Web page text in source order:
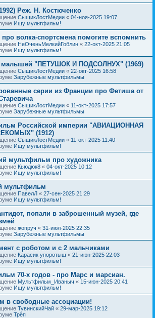
Реж. Н. Костюченко
СыщикЛостМедии « 04-ноя-2025 19:07
Ищу мультфильм!
волка-спортсмена помогите вспомнить
НеОченьМелкийГоблин « 22-окт-2025 21:05
Ищу мультфильм!
малышей "ПЕТУШОК И ПОДСОЛНУХ" (1969)
СыщикЛостМедии « 22-окт-2025 16:58
Зарубежные мультфильмы
серии из Франции про Фетиша от
СыщикЛостМедии « 11-окт-2025 17:57
Зарубежные мультфильмы
Российской империи "АВИАЦИОННАЯ
(1912)
СыщикЛостМедии « 11-окт-2025 11:40
Ищу мультфильм!
мультфильм про художника
Кьюдюк8 « 04-окт-2025 10:12
Ищу мультфильм!
мультфильм
ПавелЛ « 27-сен-2025 21:29
Ищу мультфильм!
попали в заброшенный музей, где
жопруч « 31-июл-2025 22:35
Зарубежные мультфильмы
с роботом и с 2 мальчиками
Карасик упоротыш « 21-июн-2025 22:03
Ищу мультфильм!
70-х годов - про Марс и марсиан.
Мультфильм_Иваныч « 15-июн-2025 20:41
Ищу мультфильм!
в свободные ассоциации!
ТувинскийЧай « 29-мар-2025 19:12
Трёп